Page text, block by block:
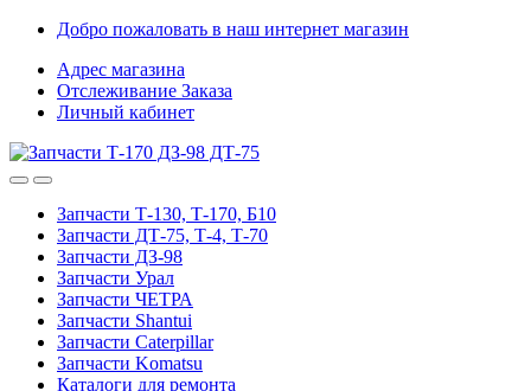
Skip
navigation
Skip
content
Добро пожаловать в наш интернет магазин
Адрес магазина
Отслеживание Заказа
Личный кабинет
Запчасти Т-130, Т-170, Б10
Запчасти ДТ-75, Т-4, Т-70
Запчасти ДЗ-98
Запчасти Урал
Запчасти ЧЕТРА
Запчасти Shantui
Запчасти Caterpillar
Запчасти Komatsu
Каталоги для ремонта